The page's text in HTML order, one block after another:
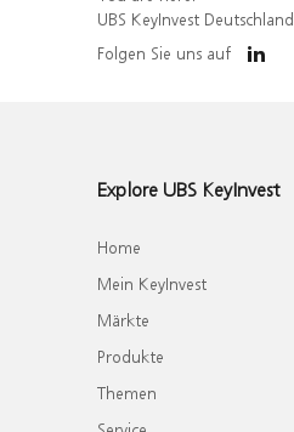
UBS KeyInvest Deutschland
Folgen Sie uns auf
Explore UBS KeyInvest
Home
Mein KeyInvest
Märkte
Produkte
Themen